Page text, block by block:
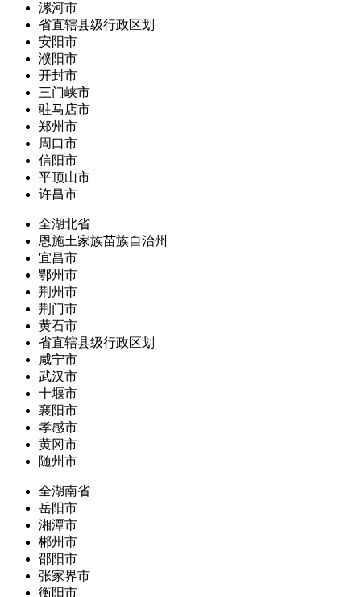
漯河市
省直辖县级行政区划
安阳市
濮阳市
开封市
三门峡市
驻马店市
郑州市
周口市
信阳市
平顶山市
许昌市
全湖北省
恩施土家族苗族自治州
宜昌市
鄂州市
荆州市
荆门市
黄石市
省直辖县级行政区划
咸宁市
武汉市
十堰市
襄阳市
孝感市
黄冈市
随州市
全湖南省
岳阳市
湘潭市
郴州市
邵阳市
张家界市
衡阳市